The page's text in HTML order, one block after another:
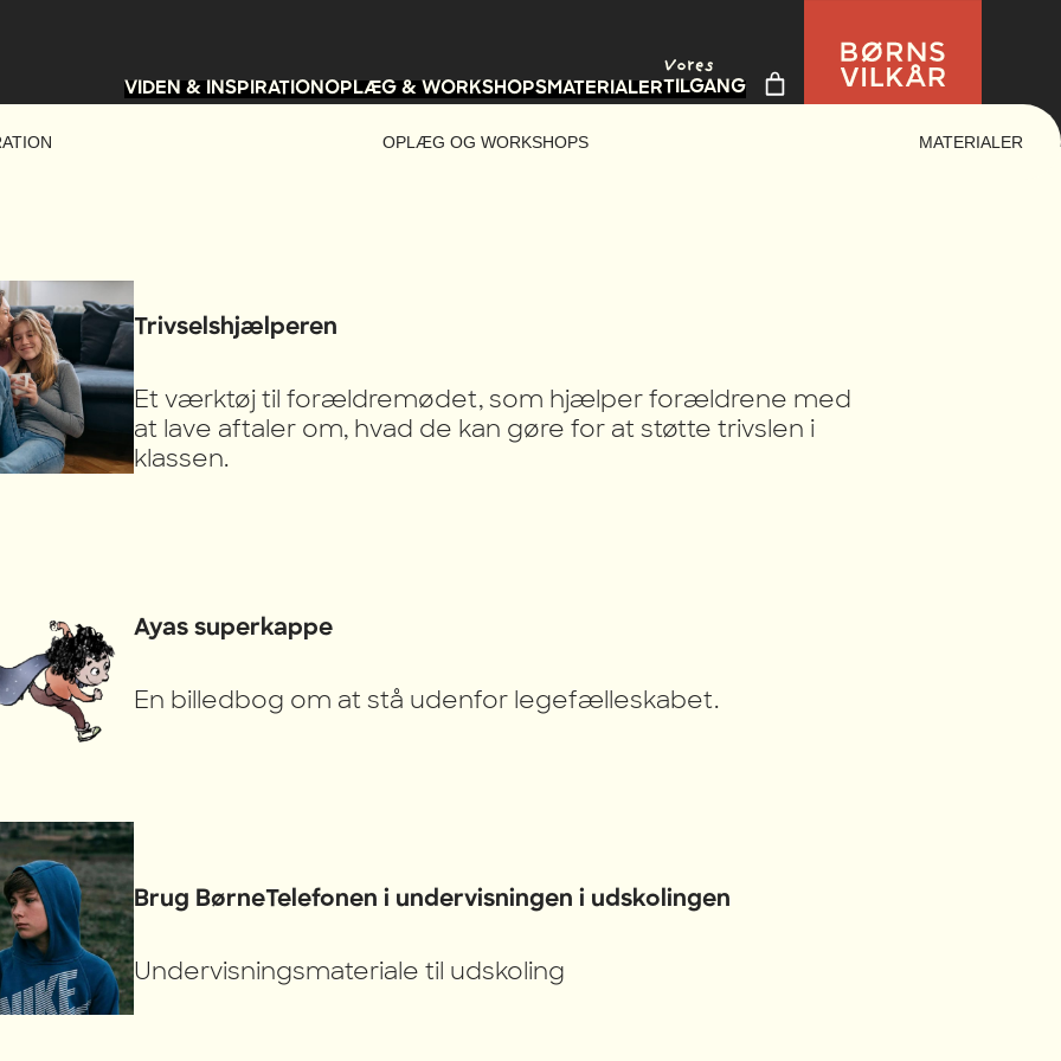
VIDEN & INSPIRATIONOPLÆG & WORKSHOPSMATERIALER
Vores
TILGANG
OPLÆG OG WORKSHOPS MATERIALER
Trivselshjælperen
Et værktøj til forældremødet, som hjælper forældrene med
at lave aftaler om, hvad de kan gøre for at støtte trivslen i
klassen.
Ayas superkappe
En billedbog om at stå udenfor legefælleskabet.
Brug BørneTelefonen i undervisningen i udskolingen
Undervisningsmateriale til udskoling